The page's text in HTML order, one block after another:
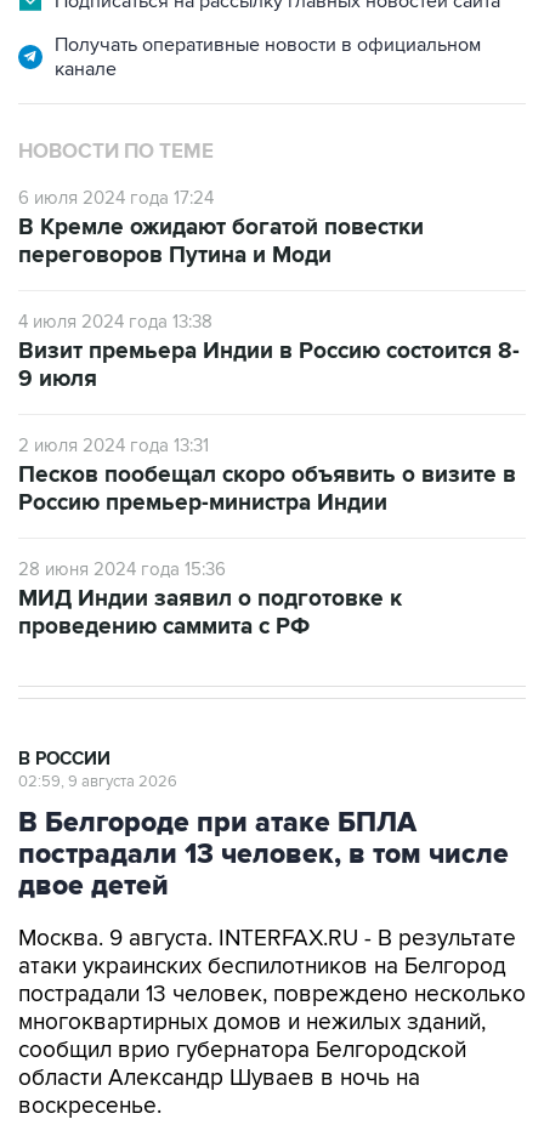
Получать оперативные новости в официальном
канале
НОВОСТИ ПО ТЕМЕ
6 июля 2024 года 17:24
В Кремле ожидают богатой повестки
переговоров Путина и Моди
4 июля 2024 года 13:38
Визит премьера Индии в Россию состоится 8-
9 июля
2 июля 2024 года 13:31
Песков пообещал скоро объявить о визите в
Россию премьер-министра Индии
28 июня 2024 года 15:36
МИД Индии заявил о подготовке к
проведению саммита с РФ
В РОССИИ
02:59, 9 августа 2026
В Белгороде при атаке БПЛА
пострадали 13 человек, в том числе
двое детей
Москва. 9 августа. INTERFAX.RU - В результате
атаки украинских беспилотников на Белгород
пострадали 13 человек, повреждено несколько
многоквартирных домов и нежилых зданий,
сообщил врио губернатора Белгородской
области Александр Шуваев в ночь на
воскресенье.